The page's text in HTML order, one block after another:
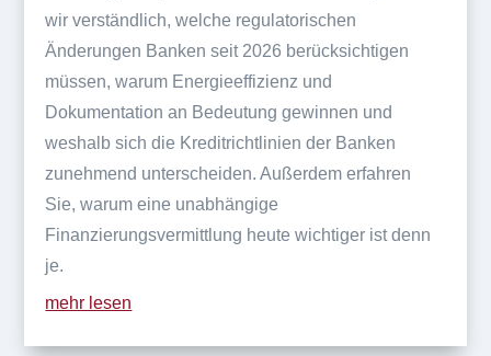
wir verständlich, welche regulatorischen
Änderungen Banken seit 2026 berücksichtigen
müssen, warum Energieeffizienz und
Dokumentation an Bedeutung gewinnen und
weshalb sich die Kreditrichtlinien der Banken
zunehmend unterscheiden. Außerdem erfahren
Sie, warum eine unabhängige
Finanzierungsvermittlung heute wichtiger ist denn
je.
mehr lesen